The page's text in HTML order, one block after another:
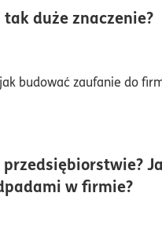
duże znaczenie?
budować zaufanie do
w firmie?